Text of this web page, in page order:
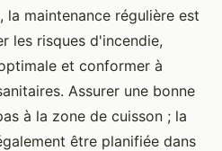
maintenance régulière est
les risques d'incendie,
et conformer à
Assurer une bonne
à la zone de cuisson ; la
être planifiée dans